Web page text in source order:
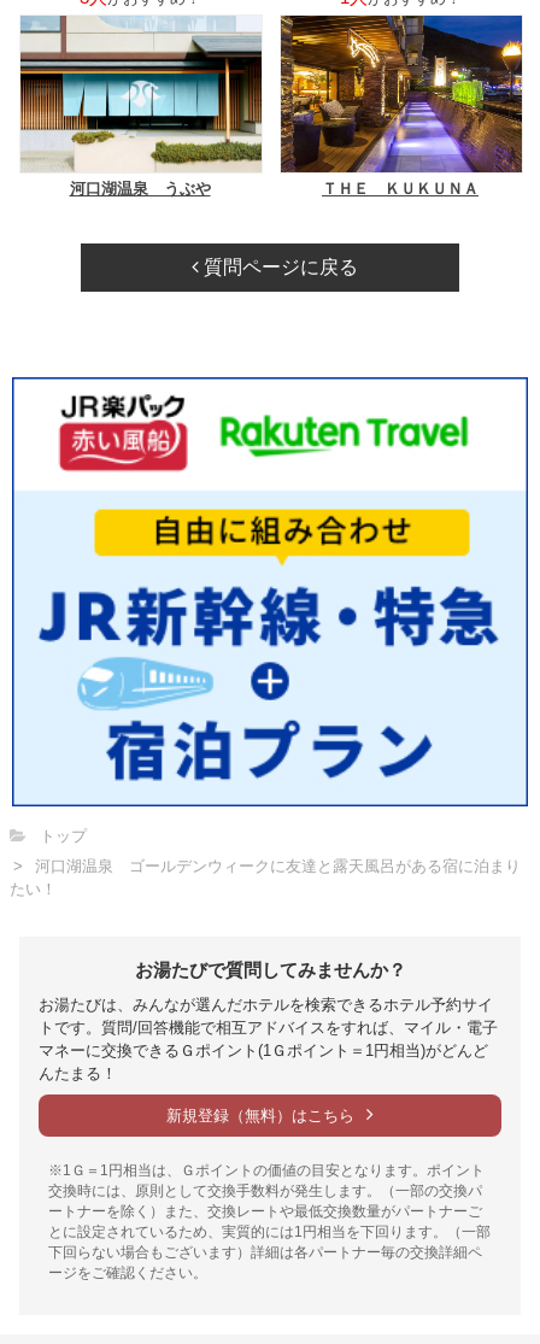
河口湖温泉 うぶや ＴＨＥ ＫＵＫＵＮＡ
質問ページに戻る
トップ
河口湖温泉 ゴールデンウィークに友達と露天風呂がある宿に泊まり
たい！
お湯たびで質問してみませんか？
お湯たびは、みんなが選んだホテルを検索できるホテル予約サイ
トです。質問/回答機能で相互アドバイスをすれば、マイル・電子
マネーに交換できるＧポイント(1Ｇポイント＝1円相当)がどんど
んたまる！
新規登録（無料）はこちら
※1Ｇ＝1円相当は、Ｇポイントの価値の目安となります。ポイント
交換時には、原則として交換手数料が発生します。（一部の交換パ
ートナーを除く）また、交換レートや最低交換数量がパートナーご
とに設定されているため、実質的には1円相当を下回ります。（一部
下回らない場合もございます）詳細は各パートナー毎の交換詳細ペ
ージをご確認ください。